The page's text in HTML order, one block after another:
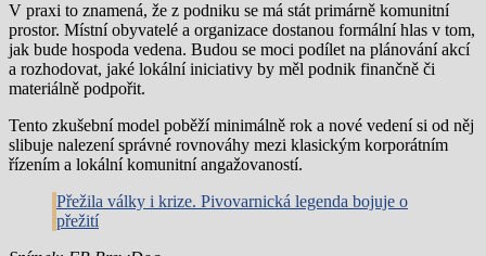
V praxi to znamená, že z podniku se má stát primárně komunitní
prostor. Místní obyvatelé a organizace dostanou formální hlas v tom,
jak bude hospoda vedena. Budou se moci podílet na plánování akcí
a rozhodovat, jaké lokální iniciativy by měl podnik finančně či
materiálně podpořit.
Tento zkušební model poběží minimálně rok a nové vedení si od něj
slibuje nalezení správné rovnováhy mezi klasickým korporátním
řízením a lokální komunitní angažovaností.
Přežila války i krize. Pivovarnická legenda bojuje o
přežití